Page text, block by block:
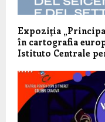
Expoziţia
în cartografia
Istituto Centrale